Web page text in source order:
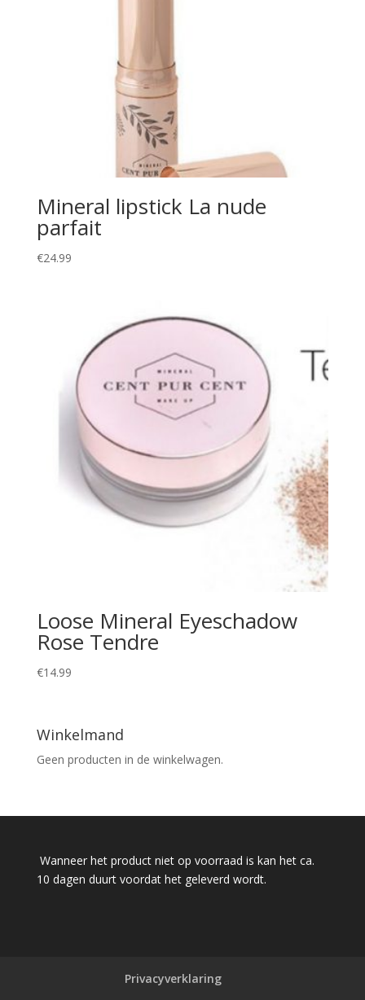
Mineral lipstick La nude
parfait
€24.99
Loose Mineral Eyeschadow
Rose Tendre
€14.99
Winkelmand
Geen producten in de winkelwagen.
Wanneer het product niet op voorraad is kan het ca.
10 dagen duurt voordat het geleverd wordt.
Privacyverklaring